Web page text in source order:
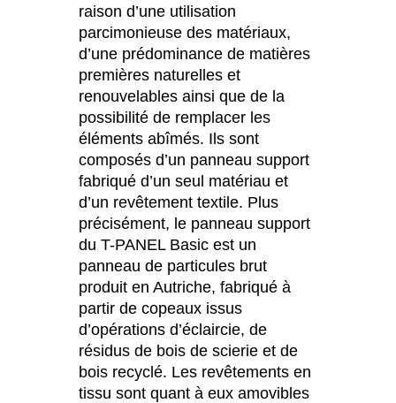
raison d’une utilisation
parcimonieuse des matériaux,
d’une prédominance de matières
premières naturelles et
renouvelables ainsi que de la
possibilité de remplacer les
éléments abîmés. Ils sont
composés d’un panneau support
fabriqué d’un seul matériau et
d’un revêtement textile. Plus
précisément, le panneau support
du T-PANEL Basic est un
panneau de particules brut
produit en Autriche, fabriqué à
partir de copeaux issus
d’opérations d’éclaircie, de
résidus de bois de scierie et de
bois recyclé. Les revêtements en
tissu sont quant à eux amovibles